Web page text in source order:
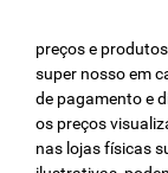
preços e
super nosso em
de pagamento e
os preços
nas lojas físicas